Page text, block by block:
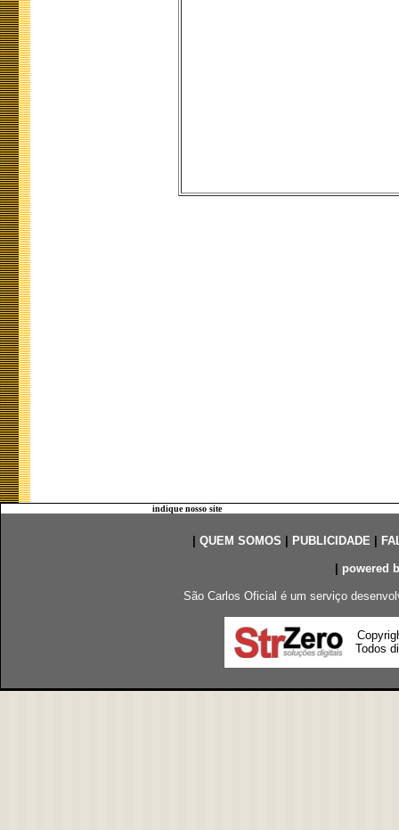
indique nosso site
QUEM SOMOS PUBLICIDADE|
powered
São Carlos Oficial é um serviço
Todos